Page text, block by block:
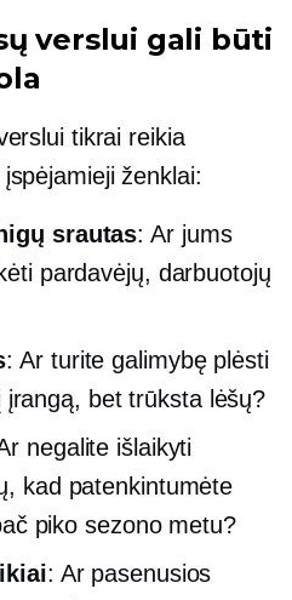
verslui gali būti
tikrai reikia
ženklai:
srautas: Ar jums
pardavėjų, darbuotojų
: Ar turite galimybę plėsti
bet trūksta lėšų?
negalite išlaikyti
kad patenkintumėte
piko sezono metu?
: Ar pasenusios